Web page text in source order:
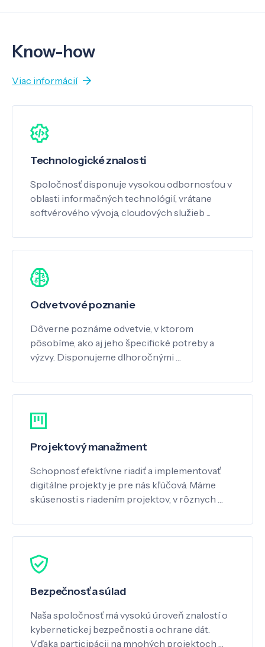
Know-how
Viac informácií
Technologické znalosti
Spoločnosť disponuje vysokou odbornosťou v
oblasti informačných technológií, vrátane
softvérového vývoja, cloudových služieb ...
Odvetvové poznanie
Dôverne poznáme odvetvie, v ktorom
pôsobíme, ako aj jeho špecifické potreby a
výzvy. Disponujeme dlhoročnými …
Projektový manažment
Schopnosť efektívne riadiť a implementovať
digitálne projekty je pre nás kľúčová. Máme
skúsenosti s riadením projektov, v rôznych …
Bezpečnosť a súlad
Naša spoločnosť má vysokú úroveň znalostí o
kybernetickej bezpečnosti a ochrane dát.
Vďaka participácii na mnohých projektoch …